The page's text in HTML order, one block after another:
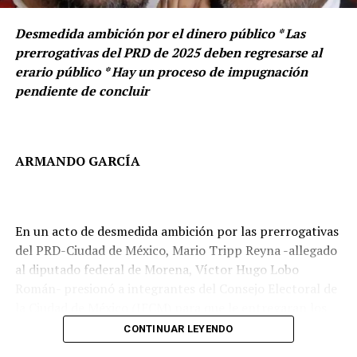
“La política debe traducirse en resultados, propuestas y
LEGISLADORAS SE DEFIENDEN
Nayeli Salvatori asegura que el video fue sacado de
Desmedida ambición por el dinero público * Las
prerrogativas del PRD de 2025 deben regresarse al
erario público * Hay un proceso de impugnación
pendiente de concluir
ARMANDO GARCÍA
En un acto de desmedida ambición por las prerrogativas
del PRD-Ciudad de México, Mario Tripp Reyna -allegado
al diputado federal de Morena, Víctor Hugo Lobo
recursos del partido.CONTINUAR LEYENDO